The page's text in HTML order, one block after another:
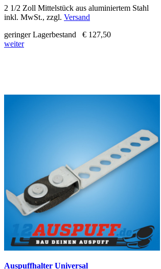
2 1/2 Zoll Mittelstück aus aluminiertem Stahl
inkl. MwSt., zzgl. Versand
geringer Lagerbestand
€ 127,50
weiter
Auspuffhalter Universal